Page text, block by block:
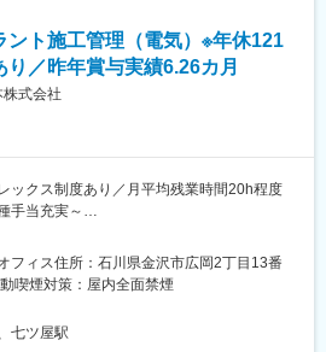
す。
める業務
っていただいた企業と契約締結までを担当
店舗数と知名度を持つ「アパマン」のブラ
強みです。
的に関係を築きながら、課題解決に関われ
ンティブもあり、日々の取り組みが評価に
の企画・立案に携わるチャンスもありま
ント施工管理（電気）※年休121
り／昨年賞与実績6.26カ月
式会社
ックス制度あり／月平均残業時間20h程度
手当充実～
業務（電気）をご担当頂きます。
盤下、医薬・化学プラントの施工管理をお
運転、バリデーションまで一貫して担当。
フィス住所：石川県金沢市広岡2丁目13番
受動喫煙対策：屋内全面禁煙
七ツ屋駅